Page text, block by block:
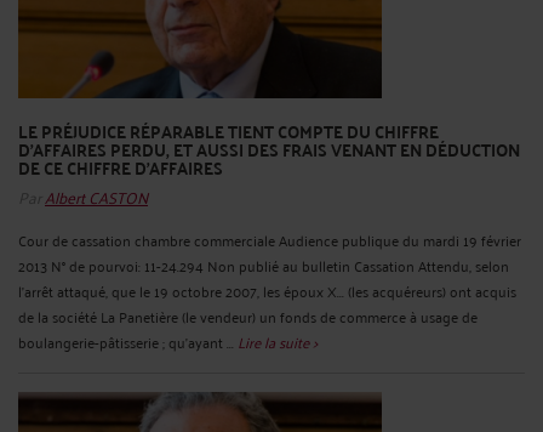
LE PRÉJUDICE RÉPARABLE TIENT COMPTE DU CHIFFRE
D'AFFAIRES PERDU, ET AUSSI DES FRAIS VENANT EN DÉDUCTION
DE CE CHIFFRE D'AFFAIRES
ParAlbert CASTON
Cour de cassation chambre commerciale Audience publique du mardi 19 février
2013 N° de pourvoi: 11-24.294 Non publié au bulletin Cassation Attendu, selon
l'arrêt attaqué, que le 19 octobre 2007, les époux X... (les acquéreurs) ont acquis
de la société La Panetière (le vendeur) un fonds de commerce à usage de
boulangerie-pâtisserie ; qu'ayant ... Lire la suite >